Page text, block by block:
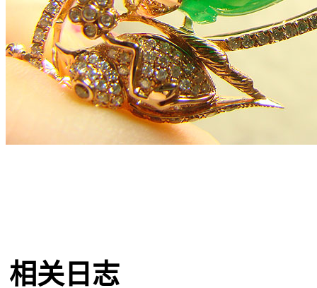
相关日志